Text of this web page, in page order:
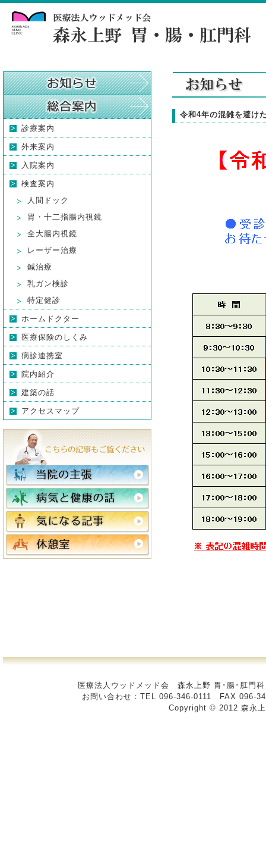
診療案内
外来案内
入院案内
検査案内
人間ドック
胃・十二指腸内視鏡
全大腸内視鏡
レーザー治療
鍼治療
乳ガン検診
特定健診
ホームドクター
医療保険のしくみ
病診連携室
院内紹介
建築の話
アクセスマップ
令和4年の混雑を避け
医療法人ウッドメッド会 森永上野 胃･腸･肛門
お問い合わせ：TEL 096-346-0111 FAX
Copyright © 2012 森永